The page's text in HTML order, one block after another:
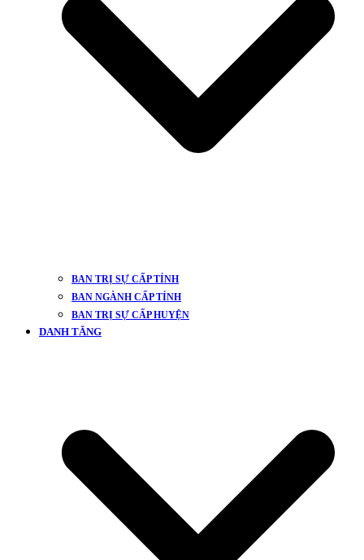
BAN TRỊ SỰ CẤP TỈNH
BAN NGÀNH CẤP TỈNH
BAN TRỊ SỰ CẤP HUYỆN
DANH TĂNG